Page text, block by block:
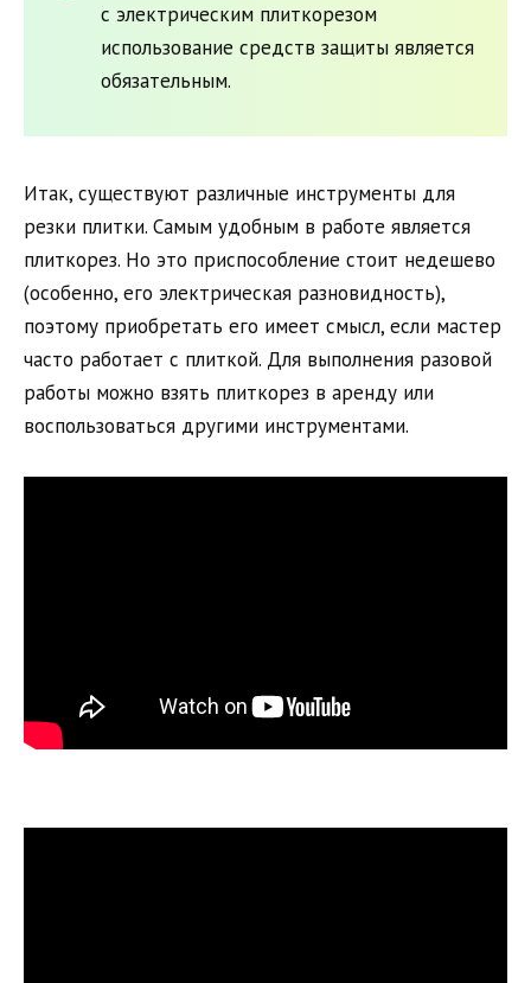
с электрическим плиткорезом
использование средств защиты является
обязательным.
Итак, существуют различные инструменты для
резки плитки. Самым удобным в работе является
плиткорез. Но это приспособление стоит недешево
(особенно, его электрическая разновидность),
поэтому приобретать его имеет смысл, если мастер
часто работает с плиткой. Для выполнения разовой
работы можно взять плиткорез в аренду или
воспользоваться другими инструментами.